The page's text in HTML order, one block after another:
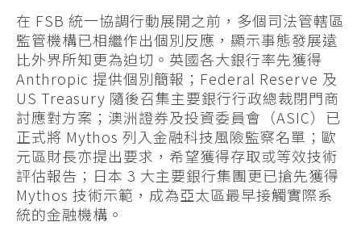
在 FSB 統一協調行動展開之前，多個司法管轄區
監管機構已相繼作出個別反應，顯示事態發展遠
比外界所知更為迫切。英國各大銀行率先獲得
Anthropic 提供個別簡報；Federal Reserve 及
US Treasury 隨後召集主要銀行行政總裁閉門商
討應對方案；澳洲證券及投資委員會（ASIC）已
正式將 Mythos 列入金融科技風險監察名單；歐
元區財長亦提出要求，希望獲得存取或等效技術
評估報告；日本 3 大主要銀行集團更已搶先獲得
Mythos 技術示範，成為亞太區最早接觸實際系
統的金融機構。